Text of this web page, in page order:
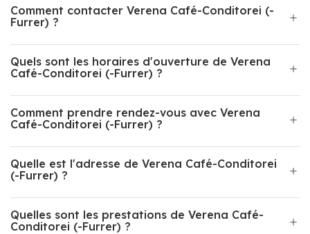
Comment contacter Verena Café-Conditorei (-
Furrer) ?
Quels sont les horaires d'ouverture de Verena
Café-Conditorei (-Furrer) ?
Comment prendre rendez-vous avec Verena
Café-Conditorei (-Furrer) ?
Quelle est l'adresse de Verena Café-Conditorei
(-Furrer) ?
Quelles sont les prestations de Verena Café-
Conditorei (-Furrer) ?